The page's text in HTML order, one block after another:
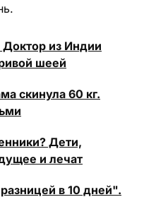
из Индии
шеей
скинула 60 кг.
Дети,
и лечат
в 10 дней".